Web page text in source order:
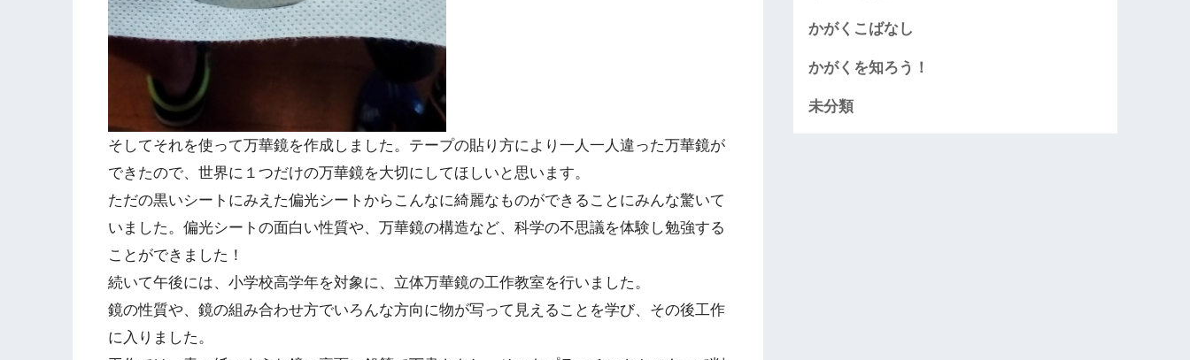
そしてそれを使って万華鏡を作成しました。テープの貼り方により一人一人違った万華鏡が
できたので、世界に１つだけの万華鏡を大切にしてほしいと思います。
ただの黒いシートにみえた偏光シートからこんなに綺麗なものができることにみんな驚いて
いました。偏光シートの面白い性質や、万華鏡の構造など、科学の不思議を体験し勉強する
ことができました！
続いて午後には、小学校高学年を対象に、立体万華鏡の工作教室を行いました。
鏡の性質や、鏡の組み合わせ方でいろんな方向に物が写って見えることを学び、その後工作
に入りました。
かがくこばなし
かがくを知ろう！
未分類